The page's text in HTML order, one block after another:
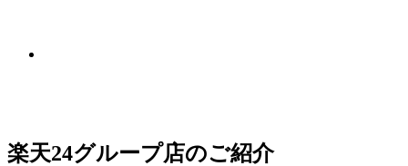
楽天24グループ店のご紹介